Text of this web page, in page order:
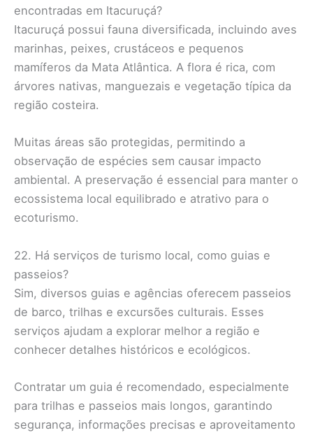
encontradas em Itacuruçá?
Itacuruçá possui fauna diversificada, incluindo aves
marinhas, peixes, crustáceos e pequenos
mamíferos da Mata Atlântica. A flora é rica, com
árvores nativas, manguezais e vegetação típica da
região costeira.
Muitas áreas são protegidas, permitindo a
observação de espécies sem causar impacto
ambiental. A preservação é essencial para manter o
ecossistema local equilibrado e atrativo para o
ecoturismo.
22. Há serviços de turismo local, como guias e
passeios?
Sim, diversos guias e agências oferecem passeios
de barco, trilhas e excursões culturais. Esses
serviços ajudam a explorar melhor a região e
conhecer detalhes históricos e ecológicos.
Contratar um guia é recomendado, especialmente
para trilhas e passeios mais longos, garantindo
segurança, informações precisas e aproveitamento